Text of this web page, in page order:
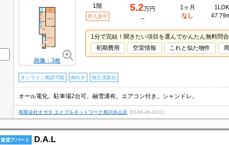
画像：3枚
1階
即入居可
5.2万円
--
1ヶ月
なし
1LDK
1分で完結！聞きたい項目を選んでかんたん無料問合
初期費用
空室情報 これと似た物件
オンライン相談可能 南向き 独立洗面台
オール電化。駐車場2台可。融雪溝有。エアコン付き。シャンドレ。
有限会社オガタ エイブルネットワーク旭川永山店 (0166-46-4111)
賃貸アパート D.A.L